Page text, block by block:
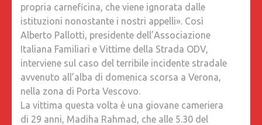
propria carneficina, che viene ignorata dalle
istituzioni nonostante i nostri appelli». Così
Alberto Pallotti, presidente dell’Associazione
Italiana Familiari e Vittime della Strada ODV,
interviene sul caso del terribile incidente stradale
avvenuto all’alba di domenica scorsa a Verona,
nella zona di Porta Vescovo.
La vittima questa volta è una giovane cameriera
di 29 anni, Madiha Rahmad, che alle 5.30 del